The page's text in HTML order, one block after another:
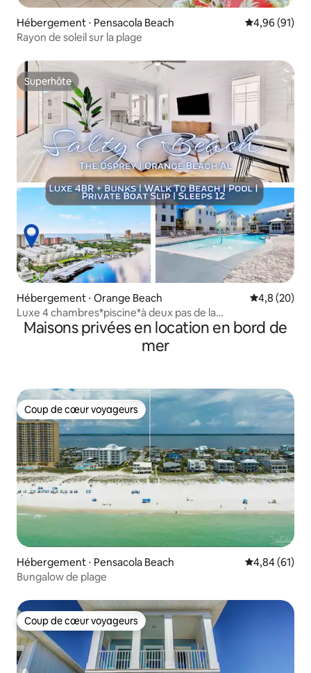
Hébergement ⋅ Pensacola Beach Évaluation
4,96 (91)
Rayon de soleil sur la plage
Superhôte
Superhôte
Hébergement ⋅ Orange Beach Évaluation
4,8 (20)
Luxe 4 chambres*piscine*à deux pas de la
plage*amarrage pour bateau*12 personnes
Maisons privées en location en bord de
mer
Coup de cœur voyageurs
Coup de cœur voyageurs
Hébergement ⋅ Pensacola Beach Évaluation
4,84 (61)
Bungalow de plage
Coup de cœur voyageurs
Coup de cœur voyageurs